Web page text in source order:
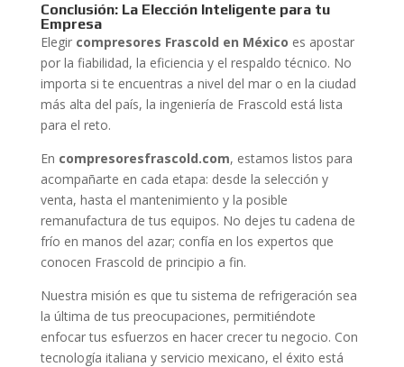
Conclusión: La Elección Inteligente para tu
Empresa
Elegir compresores Frascold en México es apostar
por la fiabilidad, la eficiencia y el respaldo técnico. No
importa si te encuentras a nivel del mar o en la ciudad
más alta del país, la ingeniería de Frascold está lista
para el reto.
En compresoresfrascold.com, estamos listos para
acompañarte en cada etapa: desde la selección y
venta, hasta el mantenimiento y la posible
remanufactura de tus equipos. No dejes tu cadena de
frío en manos del azar; confía en los expertos que
conocen Frascold de principio a fin.
Nuestra misión es que tu sistema de refrigeración sea
la última de tus preocupaciones, permitiéndote
enfocar tus esfuerzos en hacer crecer tu negocio. Con
tecnología italiana y servicio mexicano, el éxito está